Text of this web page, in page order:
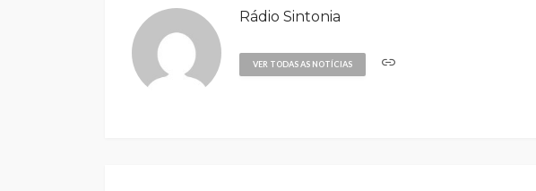
Rádio Sintonia
VER TODAS AS NOTÍCIAS